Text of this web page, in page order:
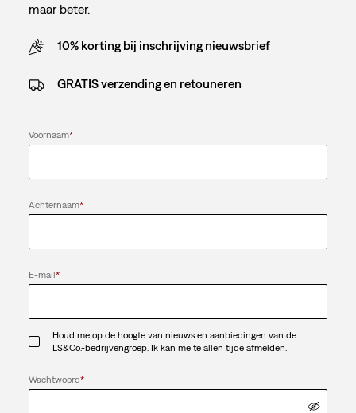
maar beter.
10% korting bij inschrijving nieuwsbrief
GRATIS verzending en retouneren
Voornaam*
Achternaam*
E-mail*
Houd me op de hoogte van nieuws en aanbiedingen van de
LS&Co.-bedrijvengroep. Ik kan me te allen tijde afmelden.
Wachtwoord*